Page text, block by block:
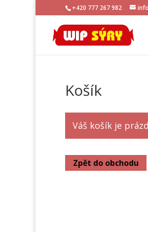
+420 777 267 982
Košík
Váš košík je
Zpět do obchodu